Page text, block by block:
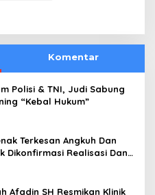
Komentar
Polisi & TNI, Judi Sabung
“Kebal Hukum”
Terkesan Angkuh Dan
Dikonfirmasi Realisasi Dana
Afadin SH Resmikan Klinik